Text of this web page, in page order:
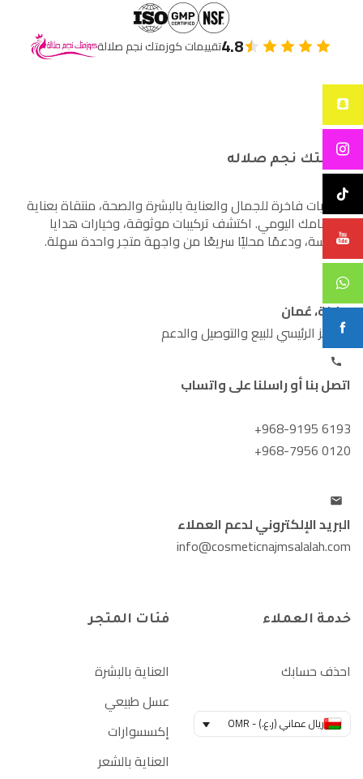
4.8تقييمات كوزمتك نجم صلالة
كوزمتك نجم صلاله
أساسيات فاخرة للجمال والعناية بالبشرة والصحة، منتقاة بعناية
لاهتمامك اليومي. اكتشف تركيبات موثوقة، وخيارات هدايا
مدروسة، ودعمًا محليًا سريعًا من واجهة متجر واحدة سهلة.
صلالة، عُمان
المركز الرئيسي للبيع والتوصيل والدعم
اتصل بنا أو راسلنا على واتساب
+968-9195 6193
+968-7956 0120
البريد الإلكتروني لدعم العملاء
info@cosmeticnajmsalalah.com
خدمة العملاء
احذف حسابك
ريال عماني (ر.ع.) - OMR
فئات المتجر
العناية بالبشرة
عسل طبيعي
إكسسوارات
العناية بالشعر